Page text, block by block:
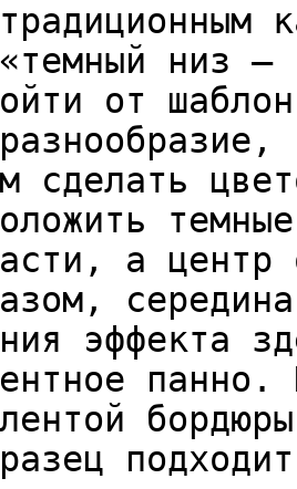
низ
от
сделать
а центр
эффекта
панно.